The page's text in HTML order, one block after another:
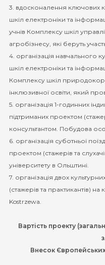
3. вдосконалення ключових
шкіл електроніки та
учнів Комплексу шкіл
агробізнесу, які беруть
4. організація навчального
шкіл електроніки та
Комплексу шкіл
інклюзивної освіти, який
5. організація 1-годинних
підтриманих проектом
консультантом. Побудова
6. організація суботньої
проектом (стажерів та
університету в Ольштині.
7. організація двох
(стажерів та практикантів) на
Kostrzewa.
Вартість проекту
Внесок